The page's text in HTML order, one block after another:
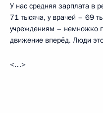
У нас средняя зарплата в
71 тысяча, у врачей – 69
учреждениям – немножко
движение вперёд. Люди это
<…>